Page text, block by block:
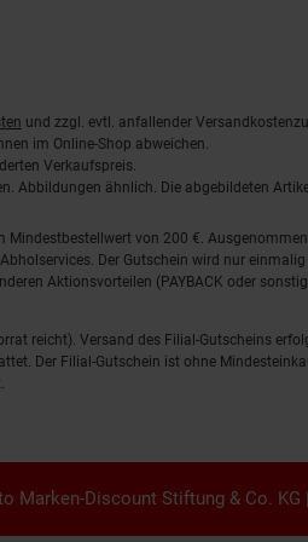
und zzgl. evtl. anfallender
im Online-Shop abweichen.
Verkaufspreis.
Abbildungen ähnlich. Die abgebildeten
von 200 €.
Der Gutschein wird nur
Aktionsvorteilen (PAYBACK oder
reicht). Versand des Filial-Gutscheins
Der Filial-Gutschein ist ohne
Marken-Discount Stiftung & Co. KG |